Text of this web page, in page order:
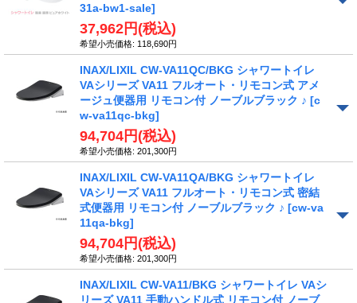
31a-bw1-sale]
37,962円 (税込)
希望小売価格: 118,690円
INAX/LIXIL CW-VA11QC/BKG シャワートイレ
VAシリーズ VA11 フルオート・リモコン式 アメ
ージュ便器用 リモコン付 ノーブルブラック ♪ [c
w-va11qc-bkg]
94,704円 (税込)
希望小売価格: 201,300円
INAX/LIXIL CW-VA11QA/BKG シャワートイレ
VAシリーズ VA11 フルオート・リモコン式 密結
式便器用 リモコン付 ノーブルブラック ♪ [cw-va
11qa-bkg]
94,704円 (税込)
希望小売価格: 201,300円
INAX/LIXIL CW-VA11/BKG シャワートイレ VAシ
リーズ VA11 手動ハンドル式 リモコン付 ノーブ